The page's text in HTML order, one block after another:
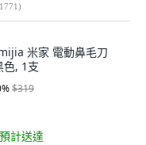
)
米家 電動鼻毛刀
色, 1支
%$319
預計送達